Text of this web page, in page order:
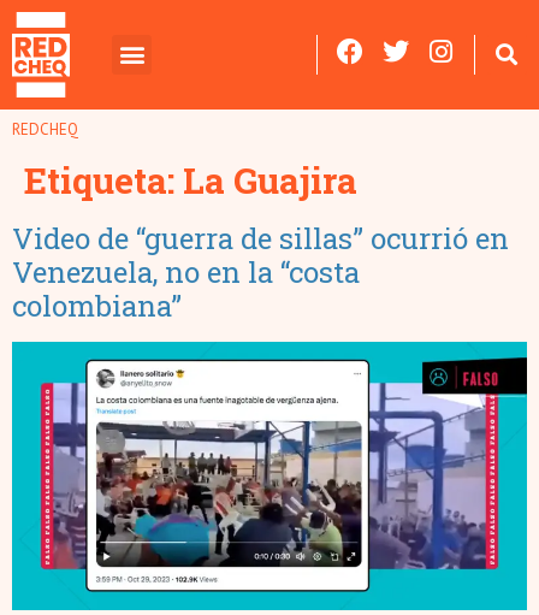
REDCHEQ
Etiqueta: La Guajira
Video de “guerra de sillas” ocurrió en
Venezuela, no en la “costa
colombiana”